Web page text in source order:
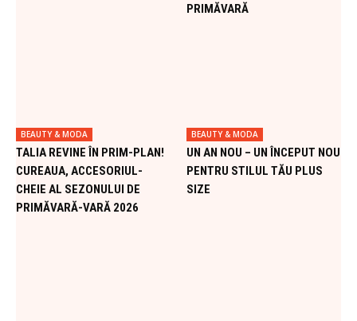
PRIMĂVARĂ
BEAUTY & MODA
TALIA REVINE ÎN PRIM-PLAN!
CUREAUA, ACCESORIUL-
CHEIE AL SEZONULUI DE
PRIMĂVARĂ-VARĂ 2026
BEAUTY & MODA
UN AN NOU – UN ÎNCEPUT NOU
PENTRU STILUL TĂU PLUS
SIZE